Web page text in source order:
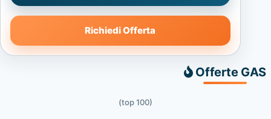
Richiedi Offerta
Offerte GAS
(top 100)